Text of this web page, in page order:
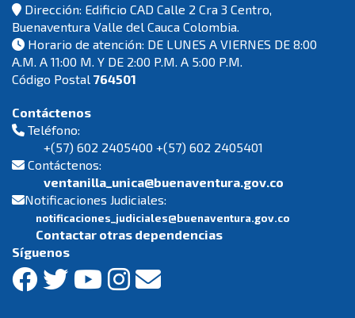
Dirección: Edificio CAD Calle 2 Cra 3 Centro,
Buenaventura Valle del Cauca Colombia.
Horario de atención: DE LUNES A VIERNES DE 8:00
A.M. A 11:00 M. Y DE 2:00 P.M. A 5:00 P.M.
Código Postal 764501
Contáctenos
Teléfono:
+(57) 602 2405400 +(57) 602 2405401
Contáctenos:
ventanilla_unica@buenaventura.gov.co
Notificaciones Judiciales:
notificaciones_judiciales@buenaventura.gov.co
Contactar otras dependencias
Síguenos